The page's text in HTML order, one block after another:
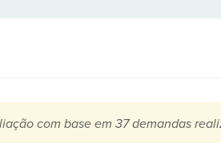
com base em 37 demandas